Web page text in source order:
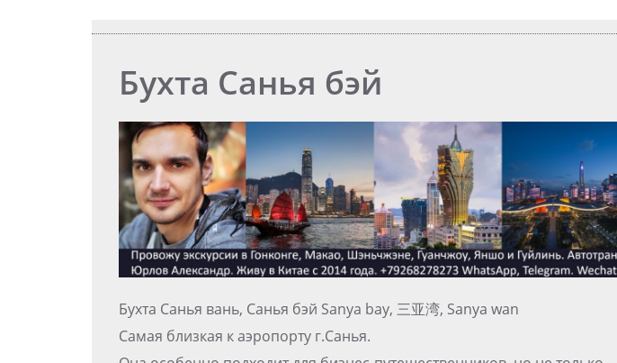
Бухта Санья бэй
Бухта Санья вань, Санья бэй Sanya bay, 三亚湾, Sanya wan
Самая близкая к аэропорту г.Санья.